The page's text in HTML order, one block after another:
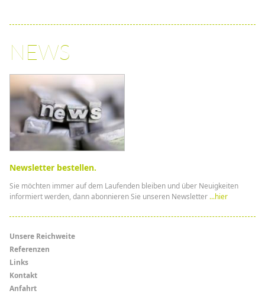
NEWS
Newsletter bestellen.
Sie möchten immer auf dem Laufenden bleiben und über Neuigkeiten
informiert werden, dann abonnieren Sie unseren Newsletter ...hier
Menü
Links
Unsere Reichweite
Referenzen
Links
Kontakt
Anfahrt